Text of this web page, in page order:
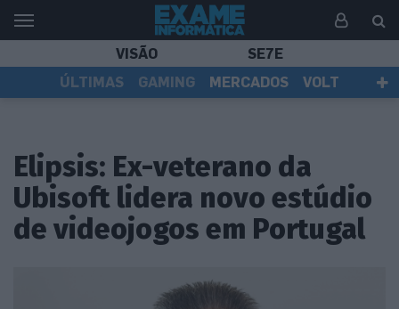
VISÃO
SE7E
ÚLTIMAS
GAMING MERCADOS
VOLT
Elipsis: Ex-veterano da
Ubisoft lidera novo estúdio
de videojogos em Portugal